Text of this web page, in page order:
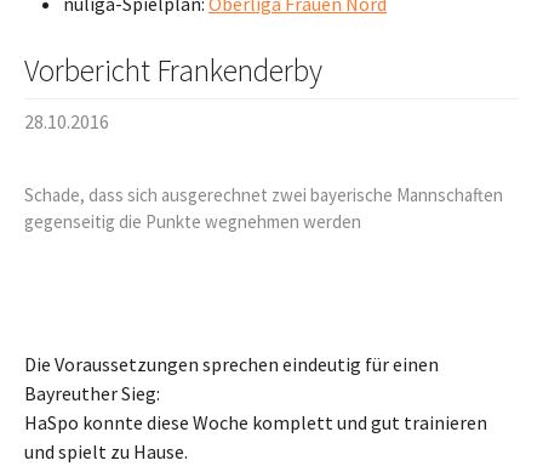
Vorbericht Frankenderby
28.10.2016
Schade, dass sich ausgerechnet zwei bayerische Mannschaften
gegenseitig die Punkte wegnehmen werden
Die Voraussetzungen sprechen eindeutig für einen
Bayreuther Sieg:
HaSpo konnte diese Woche komplett und gut trainieren
und spielt zu Hause.